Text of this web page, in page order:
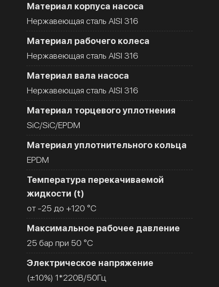
Материал корпуса насоса
Нержавеющая сталь AISI 316
Материал рабочего колеса
Нержавеющая сталь AISI 316
Материал вала насоса
Нержавеющая сталь AISI 316
Материал торцевого уплотнения
SiC/SiC/EPDM
Материал уплотнительного кольца
EPDM
Температура перекачиваемой
жидкости (t)
от -25 до +120 °C
Максимальное рабочее давление
25 бар при 50 °C
Электрическое напряжение
(±10%) 1*220В/50Гц